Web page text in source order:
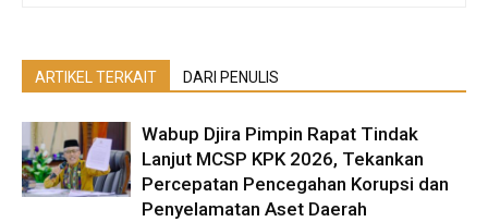
ARTIKEL TERKAIT DARI PENULIS
Wabup Djira Pimpin Rapat Tindak
Lanjut MCSP KPK 2026, Tekankan
Percepatan Pencegahan Korupsi dan
Penyelamatan Aset Daerah